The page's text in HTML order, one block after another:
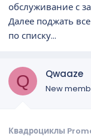
обслуживание с
Далее поджать
по списку...
Q Qwaaze
New
Квадроциклы